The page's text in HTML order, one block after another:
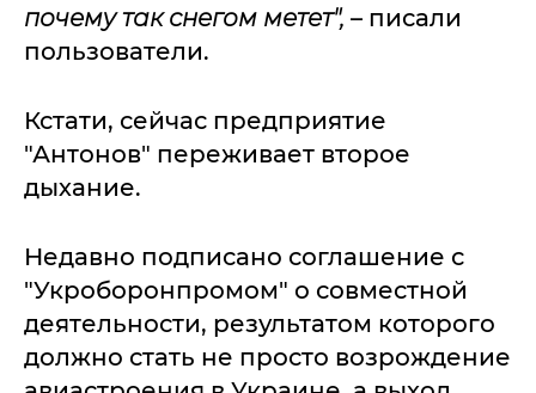
почему так снегом метет", – писали
пользователи.
Кстати, сейчас предприятие
"Антонов" переживает второе
дыхание.
Недавно подписано соглашение с
"Укроборонпромом" о совместной
деятельности, результатом которого
должно стать не просто возрождение